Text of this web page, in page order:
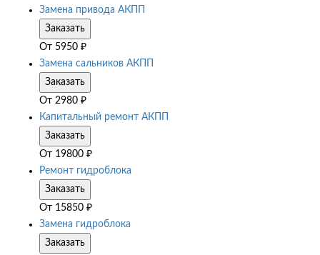
Замена привода АКПП
Заказать
От 5950 ₽
Замена сальников АКПП
Заказать
От 2980 ₽
Капитальный ремонт АКПП
Заказать
От 19800 ₽
Ремонт гидроблока
Заказать
От 15850 ₽
Замена гидроблока
Заказать